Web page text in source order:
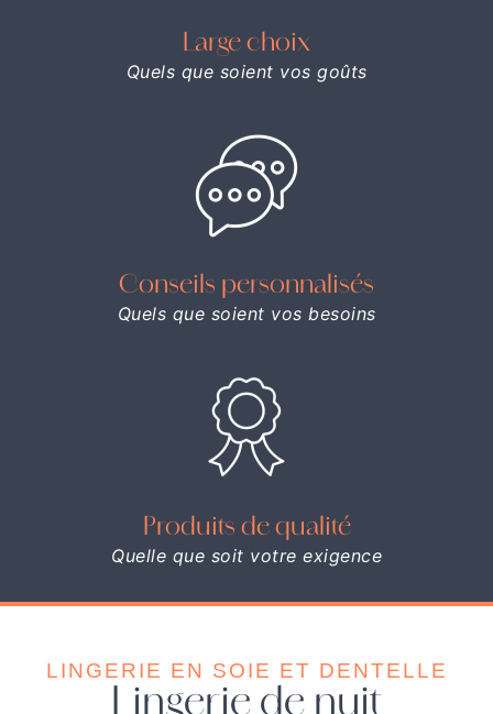
Large choix
Quels que soient vos goûts
Conseils personnalisés
Quels que soient vos besoins
Produits de qualité
Quelle que soit votre exigence
LINGERIE EN SOIE ET DENTELLE
Lingerie de nuit